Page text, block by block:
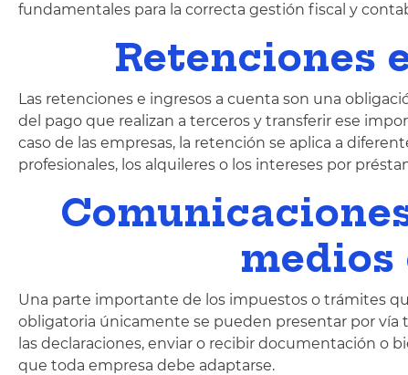
fundamentales para la correcta gestión fiscal y
Retenciones
Las retenciones e ingresos a cuenta son una
del pago que realizan a terceros y transferir ese
caso de las empresas, la retención se aplica a
profesionales, los alquileres o los intereses por
Una parte importante de los impuestos o trámites
obligatoria únicamente se pueden presentar por vía
las declaraciones, enviar o recibir documentación o
que toda empresa debe adaptarse.